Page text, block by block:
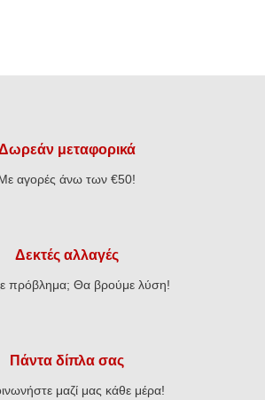
μεταφορικά
αγορές άνω των €50!
Δεκτές αλλαγές
πρόβλημα; Θα βρούμε λύση!
Πάντα δίπλα σας
μαζί μας κάθε μέρα!